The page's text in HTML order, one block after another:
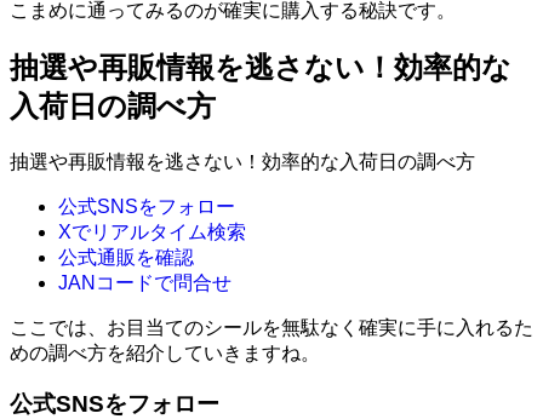
こまめに通ってみるのが確実に購入する秘訣です。
抽選や再販情報を逃さない！効率的な
入荷日の調べ方
抽選や再販情報を逃さない！効率的な入荷日の調べ方
公式SNSをフォロー
Xでリアルタイム検索
公式通販を確認
JANコードで問合せ
ここでは、お目当てのシールを無駄なく確実に手に入れるた
めの調べ方を紹介していきますね。
公式SNSをフォロー